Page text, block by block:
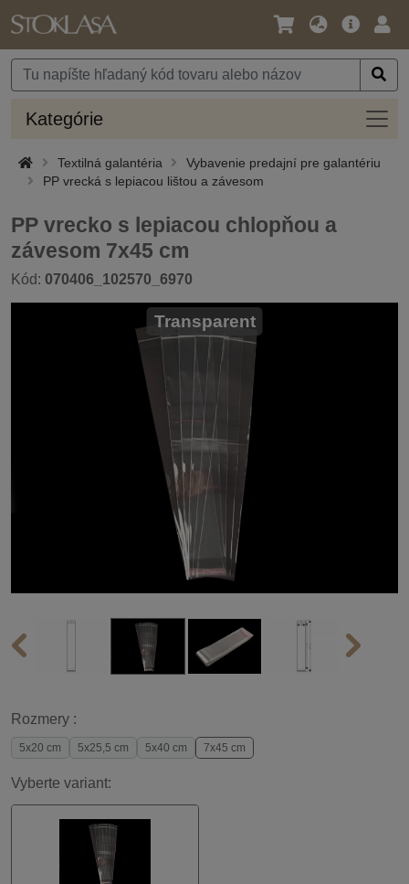
Jazyk
Mena
Hlavná
Kategórie
Textilná galantéria
Vybavenie predajní pre galantériu
PP vrecká s lepiacou lištou a závesom
PP vrecko s lepiacou chlopňou a
závesom 7x45 cm
Kód: 070406_102570_6970
Transparent
Rozmery :
5x20 cm 5x25,5 cm 5x40 cm 7x45 cm
Vyberte variant: